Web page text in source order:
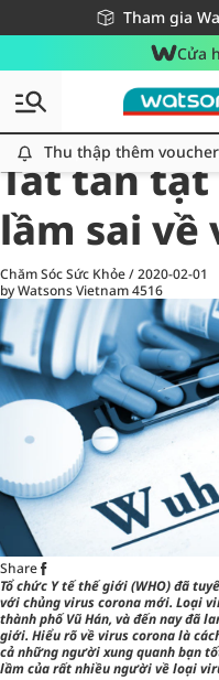
Tham gia
Miễn phí giao
Giao hàng nhanh 24h
Cửa
Thu thập thêm
All
Chăm Sóc Cá Nhân
Tất tần
lầm sai về
Chăm Sóc Sức Khỏe/2020-02-01
by Watsons Vietnam4516
Share
Tổ chức Y tế thế giới (WHO) đã
với chủng virus corona mới. Loại
thành phố Vũ Hán, và đến nay đã
giới. Hiểu rõ về virus corona là
cả những người xung quanh bạn
lầm của rất nhiều người về loại